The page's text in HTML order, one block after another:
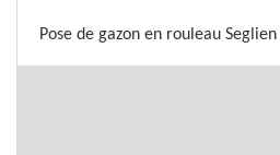
Pose de gazon en rouleau Seglien